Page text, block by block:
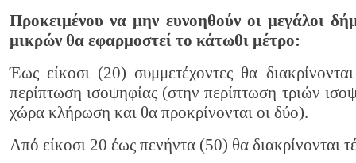
Προκειμένου να μην ευνοηθούν οι μεγάλοι
μικρών θα εφαρμοστεί το κάτωθι μέτρο:
Έως είκοσι (20) συμμετέχοντες θα
περίπτωση ισοψηφίας (στην περίπτωση τριών
χώρα κλήρωση και θα προκρίνονται οι δύο).
Από είκοσι 20 έως πενήντα (50) θα διακρίνονται